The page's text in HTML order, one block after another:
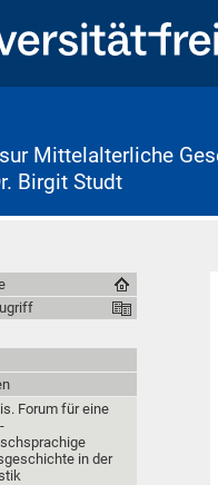
Mittelalterliche
Birgit Studt
Forum für eine
in der